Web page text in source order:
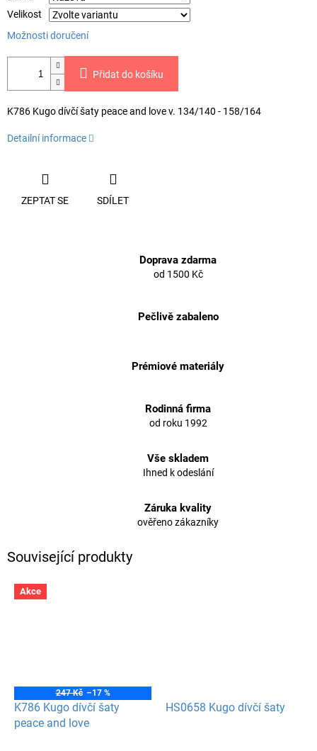
Velikost
Možnosti doručení
Přidat do košíku
K786 Kugo dívčí šaty peace and love v. 134/140 - 158/164
Detailní informace
ZEPTAT SE SDÍLET
Doprava zdarma
od 1500 Kč
Pečlivě zabaleno
Prémiové materiály
Rodinná firma
od roku 1992
Vše skladem
Ihned k odeslání
Záruka kvality
ověřeno zákazníky
Související produkty
Akce
247 Kč –17 %
K786 Kugo dívčí šaty
peace and love
HS0658 Kugo dívčí šaty